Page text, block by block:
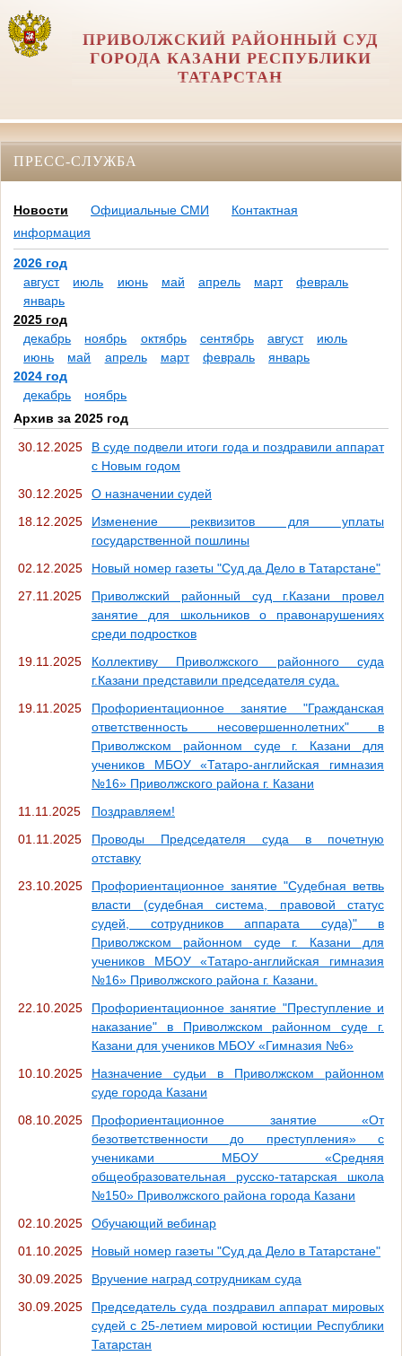
ПРИВОЛЖСКИЙ РАЙОННЫЙ СУД
ГОРОДА КАЗАНИ РЕСПУБЛИКИ
ТАТАРСТАН
ПРЕСС-СЛУЖБА
Новости Официальные СМИ
Контактная
информация
2026 год
август
июль июнь май апрель март
февраль
январь
2025 год
декабрь
ноябрь октябрь сентябрь август
июль
июнь
май апрель март февраль
январь
2024 год
декабрь
ноябрь
Архив за 2025 год
30.12.2025
В суде подвели итоги года и поздравили аппарат
с Новым годом
30.12.2025
О назначении судей
18.12.2025
Изменение реквизитов для уплаты
государственной пошлины
02.12.2025
Новый номер газеты "Суд да Дело в Татарстане"
27.11.2025
Приволжский районный суд г.Казани провел
занятие для школьников о правонарушениях
среди подростков
19.11.2025
Коллективу Приволжского районного суда
г.Казани представили председателя суда.
19.11.2025
Профориентационное занятие "Гражданская
ответственность несовершеннолетних" в
Приволжском районном суде г. Казани для
учеников МБОУ «Татаро-английская гимназия
№16» Приволжского района г. Казани
11.11.2025
Поздравляем!
01.11.2025
Проводы Председателя суда в почетную
отставку
23.10.2025
Профориентационное занятие "Судебная ветвь
власти (судебная система, правовой статус
судей, сотрудников аппарата суда)" в
Приволжском районном суде г. Казани для
учеников МБОУ «Татаро-английская гимназия
№16» Приволжского района г. Казани.
22.10.2025
Профориентационное занятие "Преступление и
наказание" в Приволжском районном суде г.
Казани для учеников МБОУ «Гимназия №6»
10.10.2025
Назначение судьи в Приволжском районном
суде города Казани
08.10.2025
Профориентационное занятие «От
безответственности до преступления» с
учениками МБОУ «Средняя
общеобразовательная русско-татарская школа
№150» Приволжского района города Казани
02.10.2025
Обучающий вебинар
01.10.2025
Новый номер газеты "Суд да Дело в Татарстане"
30.09.2025
Вручение наград сотрудникам суда
30.09.2025
Председатель суда поздравил аппарат мировых
судей с 25-летием мировой юстиции Республики
Татарстан